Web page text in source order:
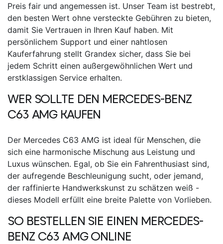
Preis fair und angemessen ist. Unser Team ist bestrebt,
den besten Wert ohne versteckte Gebühren zu bieten,
damit Sie Vertrauen in Ihren Kauf haben. Mit
persönlichem Support und einer nahtlosen
Kauferfahrung stellt Grandex sicher, dass Sie bei
jedem Schritt einen außergewöhnlichen Wert und
erstklassigen Service erhalten.
WER SOLLTE DEN MERCEDES-BENZ
C63 AMG KAUFEN
Der Mercedes C63 AMG ist ideal für Menschen, die
sich eine harmonische Mischung aus Leistung und
Luxus wünschen. Egal, ob Sie ein Fahrenthusiast sind,
der aufregende Beschleunigung sucht, oder jemand,
der raffinierte Handwerkskunst zu schätzen weiß -
dieses Modell erfüllt eine breite Palette von Vorlieben.
SO BESTELLEN SIE EINEN MERCEDES-
BENZ C63 AMG ONLINE